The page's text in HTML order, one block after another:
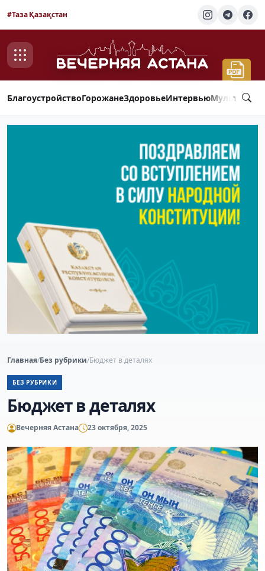
#Таза Қазақстан
БлагоустройствоГорожанеЗдоровьеИнтервью
Главная/Без рубрики/Бюджет в деталях
БЕЗ РУБРИКИ
Бюджет в деталях
Вечерняя Астана 23 октября, 2025